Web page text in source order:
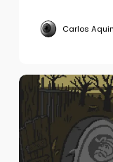
Carlos
Dark
um
panelaço
de